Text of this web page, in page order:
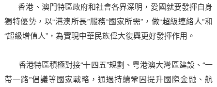
香港、澳門特區政府和社會各界深明，愛國就要發揮自身
獨特優勢，以“港澳所長”服務“國家所需”，做“超級連絡人”和
“超級增值人”，為實現中華民族偉大復興更好發揮作用。
香港特區積極對接“十四五”規劃、粵港澳大灣區建設、“一
帶一路”倡議等國家戰略，通過持續鞏固提升國際金融、航